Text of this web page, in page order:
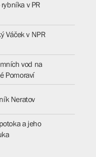
v PR
Váček v NPR
vod na
Pomoraví
Neratov
a jeho